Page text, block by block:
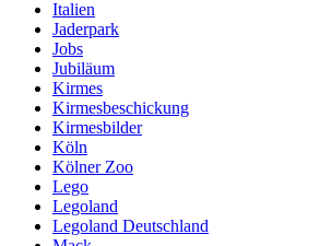
Italien
Jaderpark
Jobs
Jubiläum
Kirmes
Kirmesbeschickung
Kirmesbilder
Köln
Kölner Zoo
Lego
Legoland
Legoland Deutschland